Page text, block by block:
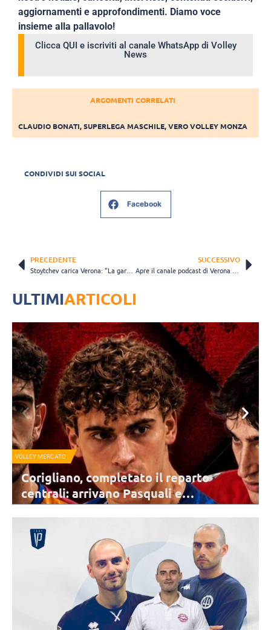
aggiornamenti e approfondimenti. Diamo voce
insieme alla pallavolo!
Clicca QUI e iscriviti al canale WhatsApp di Volley
News
ARGOMENTI CORRELATI
CLAUDIO BONATI,SUPERLEGA MASCHILE,VERO VOLLEY MONZA
CONDIVIDI SUI SOCIAL
Facebook
PRECEDENTE SUCCESSIVO
ULTIMIARTICOLI
SPORT MANAGEMENT
“Una stagione spettacolare”, al via la
campagna abbonamenti di Brescia per
la stagione 2026/2027
dal vivo ed essere protagonisti del campionato. Le vendite partono il
10 agosto.